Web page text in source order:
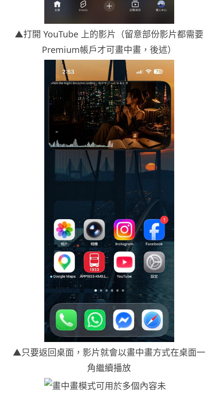
▲打開 YouTube 上的影片（留意部份影片都需要
Premium帳戶才可畫中畫，後述）
▲只要返回桌面，影片就會以畫中畫方式在桌面一
角繼續播放